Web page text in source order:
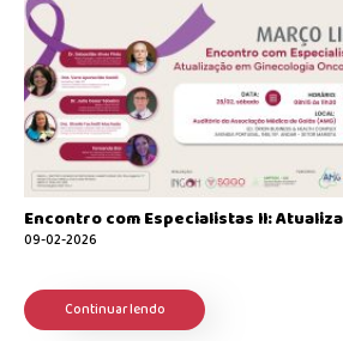
Encontro com Especialistas II:
09-02-2026
Continuar lendo